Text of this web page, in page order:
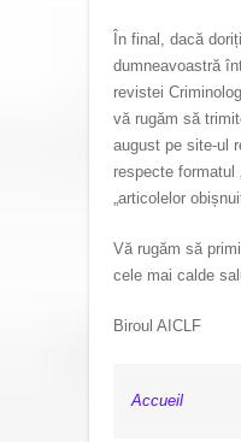
În final, dacă
dumneavoastră
revistei
vă rugăm să
august pe site-ul
respecte formatul
„articolelor
Vă rugăm să
cele mai calde
Biroul AICLF
Accueil